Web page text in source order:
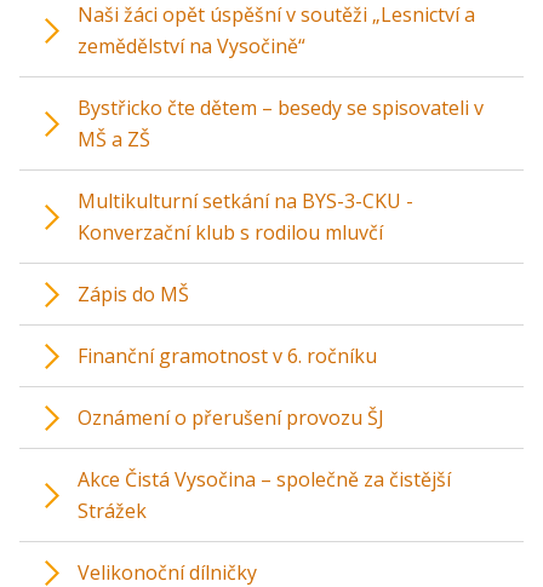
Naši žáci opět úspěšní v soutěži „Lesnictví a
zemědělství na Vysočině“
Bystřicko čte dětem – besedy se spisovateli v
MŠ a ZŠ
Multikulturní setkání na BYS-3-CKU -
Konverzační klub s rodilou mluvčí
Zápis do MŠ
Finanční gramotnost v 6. ročníku
Oznámení o přerušení provozu ŠJ
Akce Čistá Vysočina – společně za čistější
Strážek
Velikonoční dílničky